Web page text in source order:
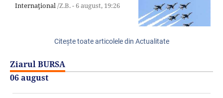
Internaţional /Z.B. -6 august, 19:26
Citeşte toate articolele din Actualitate
Ziarul BURSA
06 august